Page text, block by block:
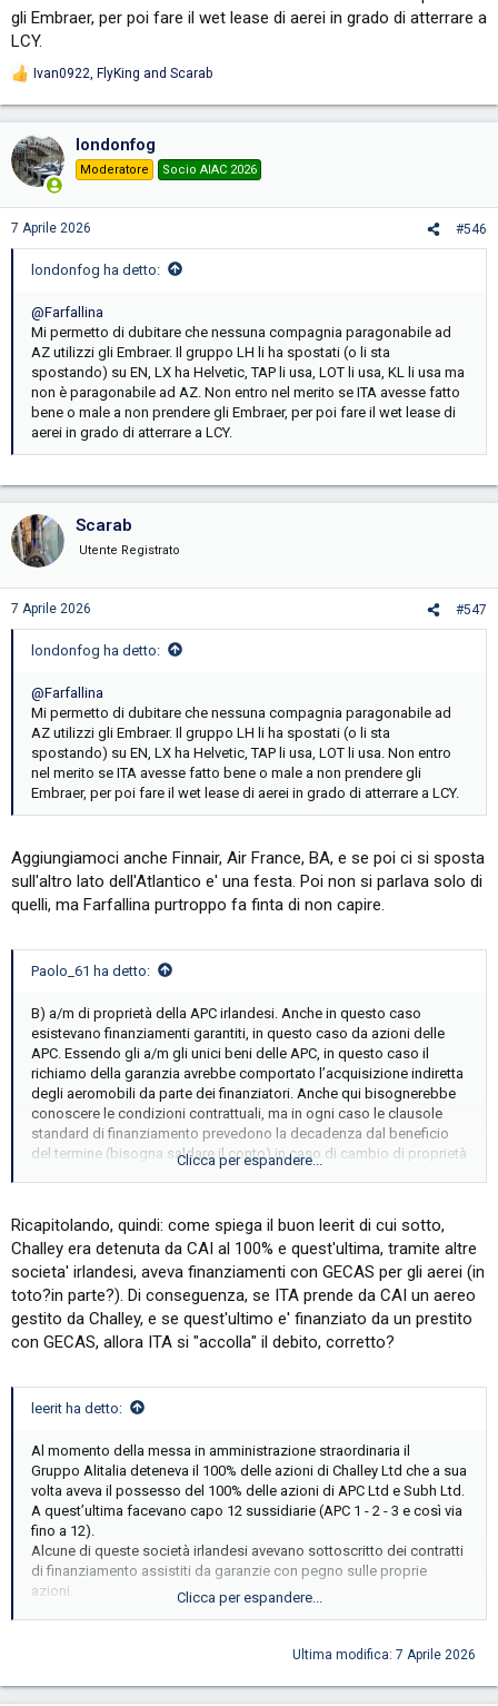
gli Embraer, per poi fare il wet lease di aerei in grado di atterrare a
LCY.
R
t
i
n
s
Ivan0922, FlyKing and Scarab
londonfog
Moderatore Socio AIAC 2026
7 Aprile 2026 #546
londonfog ha detto:
@Farfallina
Mi permetto di dubitare che nessuna compagnia paragonabile ad
AZ utilizzi gli Embraer. Il gruppo LH li ha spostati (o li sta
spostando) su EN, LX ha Helvetic, TAP li usa, LOT li usa, KL li usa ma
non è paragonabile ad AZ. Non entro nel merito se ITA avesse fatto
bene o male a non prendere gli Embraer, per poi fare il wet lease di
aerei in grado di atterrare a LCY.
Scarab
Utente Registrato
7 Aprile 2026 #547
londonfog ha detto:
@Farfallina
Mi permetto di dubitare che nessuna compagnia paragonabile ad
AZ utilizzi gli Embraer. Il gruppo LH li ha spostati (o li sta
spostando) su EN, LX ha Helvetic, TAP li usa, LOT li usa. Non entro
nel merito se ITA avesse fatto bene o male a non prendere gli
Embraer, per poi fare il wet lease di aerei in grado di atterrare a LCY.
Aggiungiamoci anche Finnair, Air France, BA, e se poi ci si sposta
sull'altro lato dell'Atlantico e' una festa. Poi non si parlava solo di
quelli, ma Farfallina purtroppo fa finta di non capire.
Paolo_61 ha detto:
B) a/m di proprietà della APC irlandesi. Anche in questo caso
esistevano finanziamenti garantiti, in questo caso da azioni delle
APC. Essendo gli a/m gli unici beni delle APC, in questo caso il
richiamo della garanzia avrebbe comportato l’acquisizione indiretta
degli aeromobili da parte dei finanziatori. Anche qui bisognerebbe
conoscere le condizioni contrattuali, ma in ogni caso le clausole
standard di finanziamento prevedono la decadenza dal beneficio
del termine (bisogna saldare il conto) in caso di cambio di proprietà
Clicca per espandere...
Ricapitolando, quindi: come spiega il buon leerit di cui sotto,
Challey era detenuta da CAI al 100% e quest'ultima, tramite altre
societa' irlandesi, aveva finanziamenti con GECAS per gli aerei (in
toto?in parte?). Di conseguenza, se ITA prende da CAI un aereo
gestito da Challey, e se quest'ultimo e' finanziato da un prestito
con GECAS, allora ITA si "accolla" il debito, corretto?
leerit ha detto:
Al momento della messa in amministrazione straordinaria il
Gruppo Alitalia deteneva il 100% delle azioni di Challey Ltd che a sua
volta aveva il possesso del 100% delle azioni di APC Ltd e Subh Ltd.
A quest’ultima facevano capo 12 sussidiarie (APC 1 - 2 - 3 e così via
fino a 12).
Alcune di queste società irlandesi avevano sottoscritto dei contratti
di finanziamento assistiti da garanzie con pegno sulle proprie
azioni.
APC Ltd e APC in 12 avevano in essere contratti di finanziamento
APC 11 ne aveva 4.
Clicca per espandere...
Ultima modifica: 7 Aprile 2026